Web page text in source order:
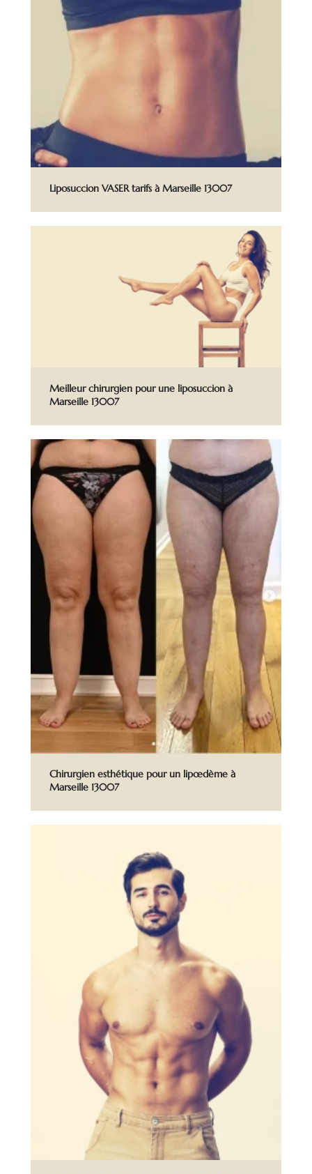
Liposuccion VASER tarifs à Marseille 13007
Meilleur chirurgien pour une liposuccion à
Marseille 13007
Chirurgien esthétique pour un lipœdème à
Marseille 13007